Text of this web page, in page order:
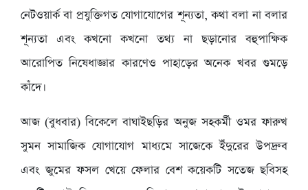
নেটওয়ার্ক বা প্রযুক্তিগত যোগাযোগের শূন্যতা, কথা বলা না বলার
শূন্যতা এবং কখনো কখনো তথ্য না ছড়ানোর বহুপাক্ষিক
আরোপিত নিষেধাজ্ঞার কারণেও পাহাড়ের অনেক খবর গুমড়ে
কাঁদে।
আজ (বুধবার) বিকেলে বাঘাইছড়ির অনুজ সহকর্মী ওমর ফারুখ
সুমন সামাজিক যোগাযোগ মাধ্যমে সাজেকে ইঁদুরের উপদ্রুব
এবং জুমের ফসল খেয়ে ফেলার বেশ কয়েকটি সতেজ ছবিসহ